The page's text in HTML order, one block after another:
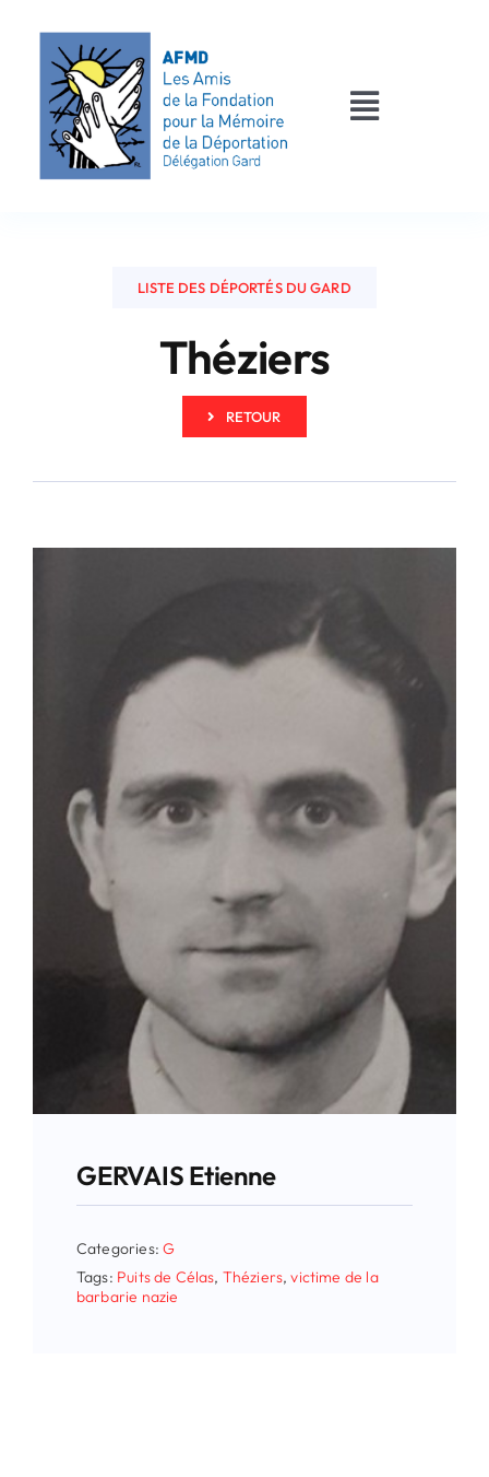
contenu
Toggle
AFMD 30
LISTE DES DÉPORTÉS DU GARD
Théziers
RETOUR
GERVAIS Etienne
Categories:G
Tags: Puits de Célas, Théziers,victime de la
barbarie nazie